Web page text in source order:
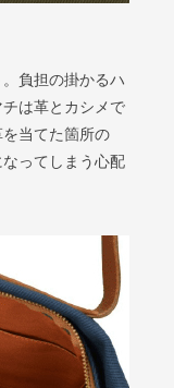
負担の掛かるハ
は革とカシメで
当てた箇所の
ってしまう心配